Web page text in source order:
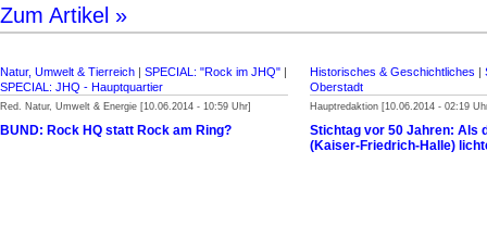
Zum Artikel »
Natur, Umwelt & Tierreich | SPECIAL: "Rock im JHQ" |
SPECIAL: JHQ - Haupt­quartier
Red. Natur, Umwelt & Energie [10.06.2014 - 10:59 Uhr]
BUND: Rock HQ statt Rock am Ring?
Historisches & Geschichtliches |
Oberstadt
Hauptredaktion [10.06.2014 - 02:19
Stichtag vor 50 Jahren: Als
(Kaiser-Friedrich-Halle)